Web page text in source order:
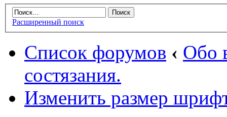
Расширенный поиск
Список форумов ‹ Обо
состязания.
Изменить размер